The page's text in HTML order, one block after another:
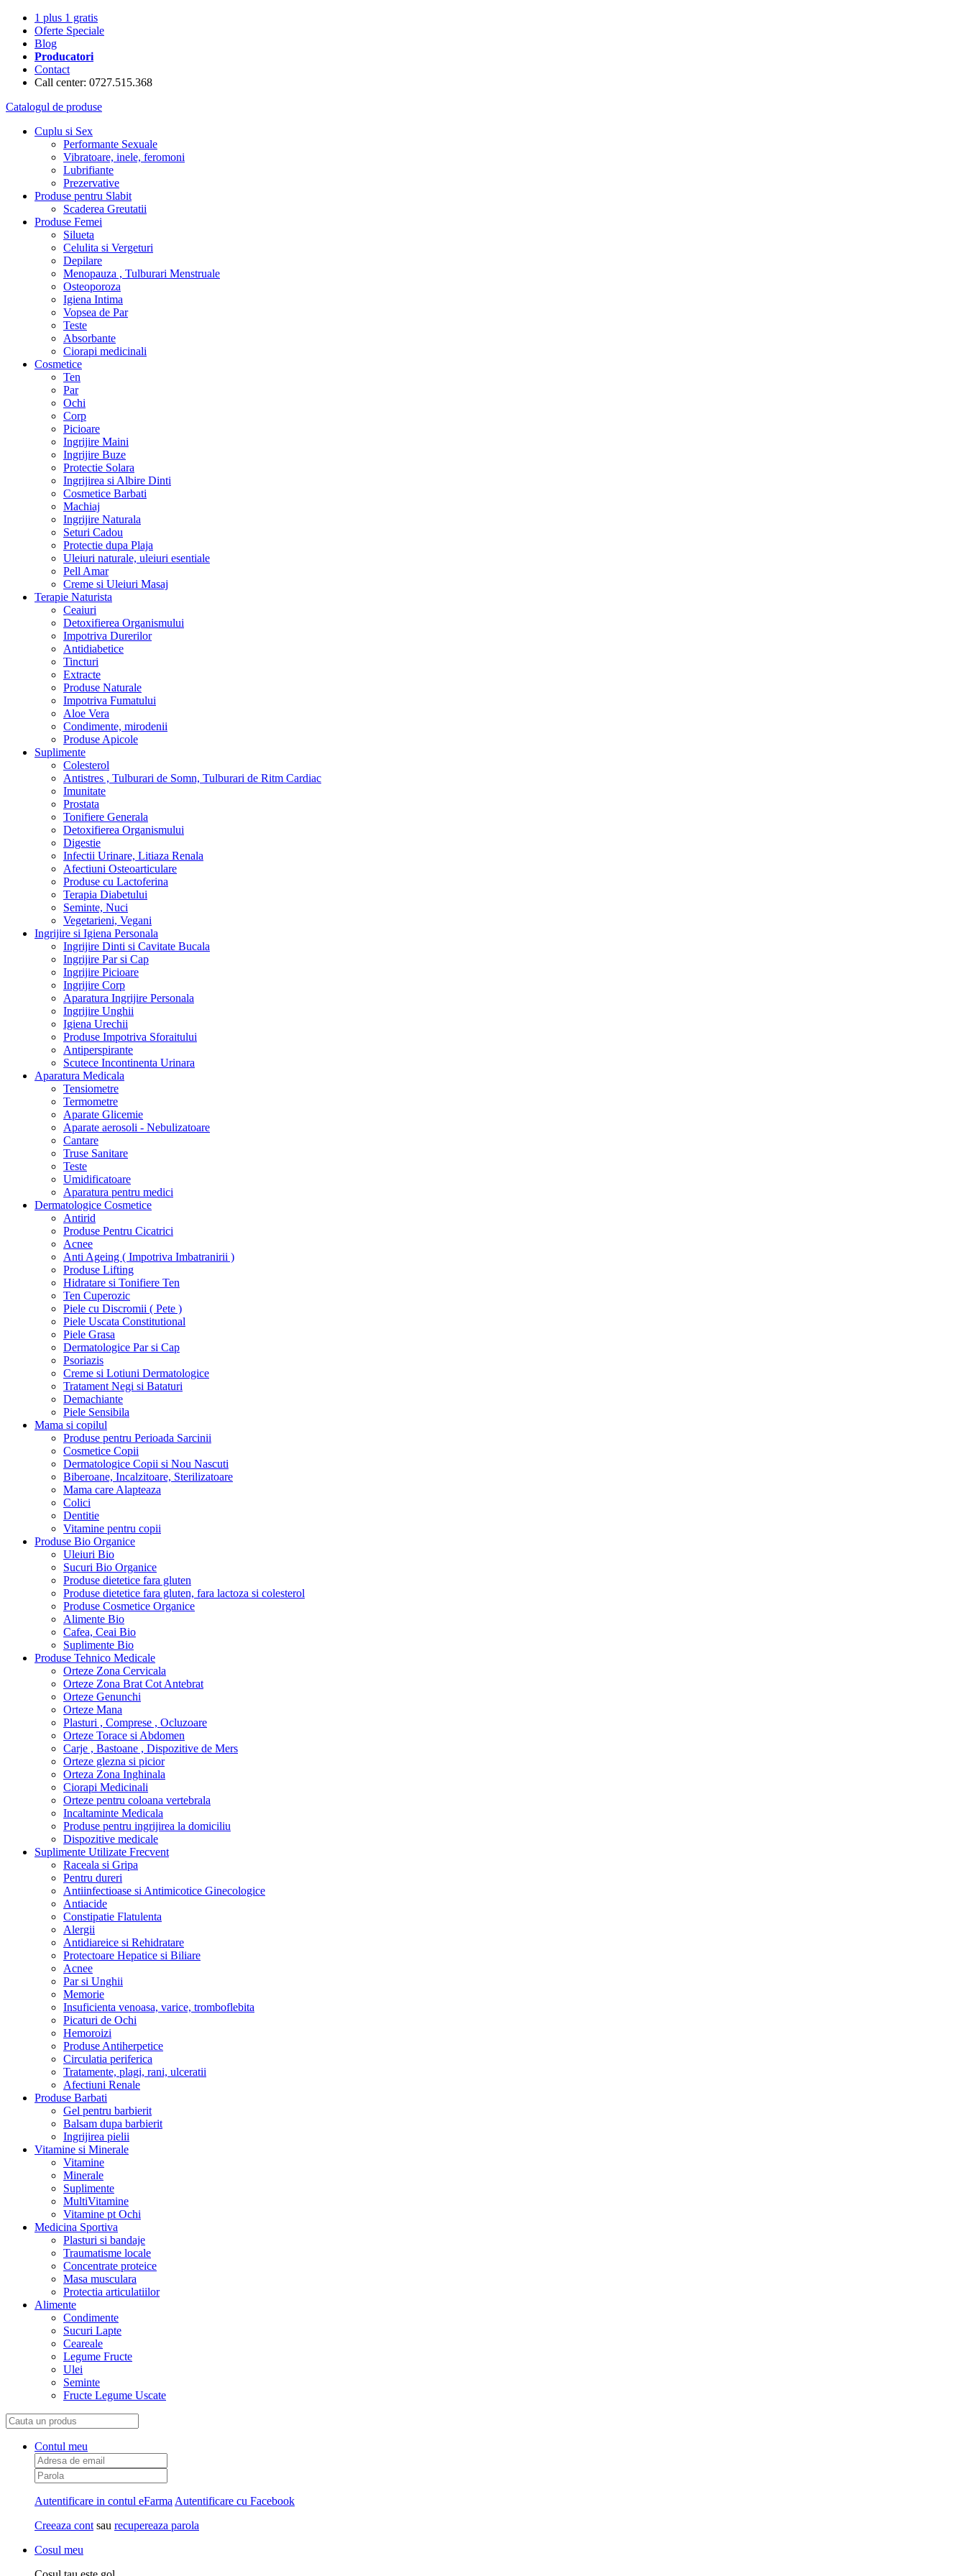
1 plus 1 gratis
Oferte Speciale
Blog
Producatori
Contact
Call center: 0727.515.368
Catalogul de produse
Cuplu si Sex
Performante Sexuale
Vibratoare, inele, feromoni
Lubrifiante
Prezervative
Produse pentru Slabit
Scaderea Greutatii
Produse Femei
Silueta
Celulita si Vergeturi
Depilare
Menopauza , Tulburari Menstruale
Osteoporoza
Igiena Intima
Vopsea de Par
Teste
Absorbante
Ciorapi medicinali
Cosmetice
Ten
Par
Ochi
Corp
Picioare
Ingrijire Maini
Ingrijire Buze
Protectie Solara
Ingrijirea si Albire Dinti
Cosmetice Barbati
Machiaj
Ingrijire Naturala
Seturi Cadou
Protectie dupa Plaja
Uleiuri naturale, uleiuri esentiale
Pell Amar
Creme si Uleiuri Masaj
Terapie Naturista
Ceaiuri
Detoxifierea Organismului
Impotriva Durerilor
Antidiabetice
Tincturi
Extracte
Produse Naturale
Impotriva Fumatului
Aloe Vera
Condimente, mirodenii
Produse Apicole
Suplimente
Colesterol
Antistres , Tulburari de Somn, Tulburari de Ritm Cardiac
Imunitate
Prostata
Tonifiere Generala
Detoxifierea Organismului
Digestie
Infectii Urinare, Litiaza Renala
Afectiuni Osteoarticulare
Produse cu Lactoferina
Terapia Diabetului
Seminte, Nuci
Vegetarieni, Vegani
Ingrijire si Igiena Personala
Ingrijire Dinti si Cavitate Bucala
Ingrijire Par si Cap
Ingrijire Picioare
Ingrijire Corp
Aparatura Ingrijire Personala
Ingrijire Unghii
Igiena Urechii
Produse Impotriva Sforaitului
Antiperspirante
Scutece Incontinenta Urinara
Aparatura Medicala
Tensiometre
Termometre
Aparate Glicemie
Aparate aerosoli - Nebulizatoare
Cantare
Truse Sanitare
Teste
Umidificatoare
Aparatura pentru medici
Dermatologice Cosmetice
Antirid
Produse Pentru Cicatrici
Acnee
Anti Ageing ( Impotriva Imbatranirii )
Produse Lifting
Hidratare si Tonifiere Ten
Ten Cuperozic
Piele cu Discromii ( Pete )
Piele Uscata Constitutional
Piele Grasa
Dermatologice Par si Cap
Psoriazis
Creme si Lotiuni Dermatologice
Tratament Negi si Bataturi
Demachiante
Piele Sensibila
Mama si copilul
Produse pentru Perioada Sarcinii
Cosmetice Copii
Dermatologice Copii si Nou Nascuti
Biberoane, Incalzitoare, Sterilizatoare
Mama care Alapteaza
Colici
Dentitie
Vitamine pentru copii
Produse Bio Organice
Uleiuri Bio
Sucuri Bio Organice
Produse dietetice fara gluten
Produse dietetice fara gluten, fara lactoza si colesterol
Produse Cosmetice Organice
Alimente Bio
Cafea, Ceai Bio
Suplimente Bio
Produse Tehnico Medicale
Orteze Zona Cervicala
Orteze Zona Brat Cot Antebrat
Orteze Genunchi
Orteze Mana
Plasturi , Comprese , Ocluzoare
Orteze Torace si Abdomen
Carje , Bastoane , Dispozitive de Mers
Orteze glezna si picior
Orteza Zona Inghinala
Ciorapi Medicinali
Orteze pentru coloana vertebrala
Incaltaminte Medicala
Produse pentru ingrijirea la domiciliu
Dispozitive medicale
Suplimente Utilizate Frecvent
Raceala si Gripa
Pentru dureri
Antiinfectioase si Antimicotice Ginecologice
Antiacide
Constipatie Flatulenta
Alergii
Antidiareice si Rehidratare
Protectoare Hepatice si Biliare
Acnee
Par si Unghii
Memorie
Insuficienta venoasa, varice, tromboflebita
Picaturi de Ochi
Hemoroizi
Produse Antiherpetice
Circulatia periferica
Tratamente, plagi, rani, ulceratii
Afectiuni Renale
Produse Barbati
Gel pentru barbierit
Balsam dupa barbierit
Ingrijirea pielii
Vitamine si Minerale
Vitamine
Minerale
Suplimente
MultiVitamine
Vitamine pt Ochi
Medicina Sportiva
Plasturi si bandaje
Traumatisme locale
Concentrate proteice
Masa musculara
Protectia articulatiilor
Alimente
Condimente
Sucuri Lapte
Ceareale
Legume Fructe
Ulei
Seminte
Fructe Legume Uscate
Contul meu
Autentificare in contul eFarma Autentificare cu Facebook
Creeaza cont sau recupereaza parola
Cosul meu